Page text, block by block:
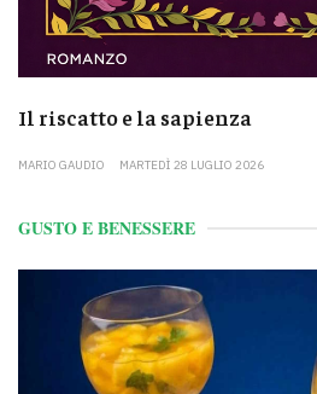
Il riscatto e la sapienza
MARIO GAUDIO MARTEDÌ 28 LUGLIO 2026
GUSTO E BENESSERE